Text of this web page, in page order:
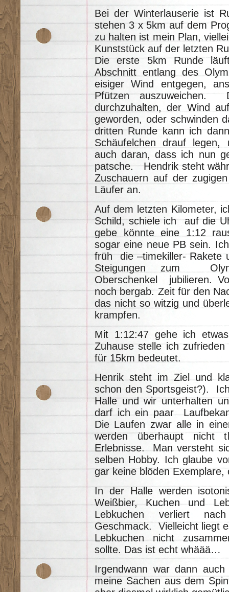
Bei der Winterlauserie ist
stehen 3 x 5km auf dem
zu halten ist mein Plan,
Kunststück auf der letzten
Die erste 5km Runde
Abschnitt entlang des
eisiger Wind entgegen,
Pfützen
durchzuhalten, der Wind
geworden, oder schwinden
dritten Runde kann ich
Schäufelchen drauf legen,
auch daran, dass ich nun
patsche. Hendrik steht
Zuschauern auf der
Läufer an.
Auf dem letzten Kilometer,
Schild, schiele ich auf die
gebe könnte eine 1:12
sogar eine neue PB sein.
früh die –timekiller- Rakete
Steigungen zum
Oberschenkel jubilieren.
noch bergab. Zeit für den
das nicht so witzig und
krampfen.
Mit 1:12:47 gehe ich
Zuhause stelle ich
für 15km bedeutet.
Henrik steht im Ziel und
schon den Sportsgeist?).
Halle und wir unterhalten
darf ich ein paar
Die Laufen zwar alle in
werden überhaupt nicht
Erlebnisse. Man versteht
selben Hobby. Ich glaube
gar keine blöden Exemplare,
In der Halle werden
Weißbier, Kuchen und
Lebkuchen verliert
Geschmack. Vielleicht liegt
Lebkuchen nicht
sollte. Das ist echt whäää…
Irgendwann war dann
meine Sachen aus dem